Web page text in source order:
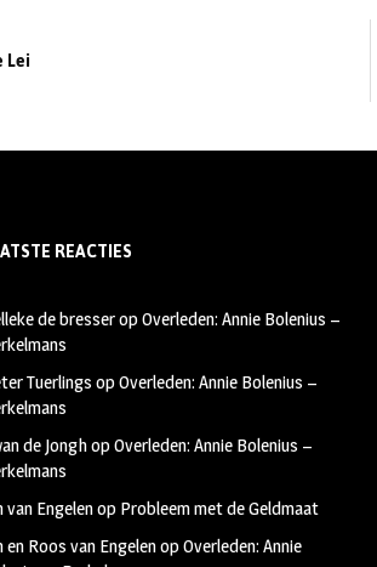
REACTIES
de bresseropOverleden: Annie Bolenius –
Tuerlings opOverleden: Annie Bolenius –
de JonghopOverleden: Annie Bolenius –
van Engelenop Probleem met de Geldmaat
en Roos van EngelenopOverleden: Annie